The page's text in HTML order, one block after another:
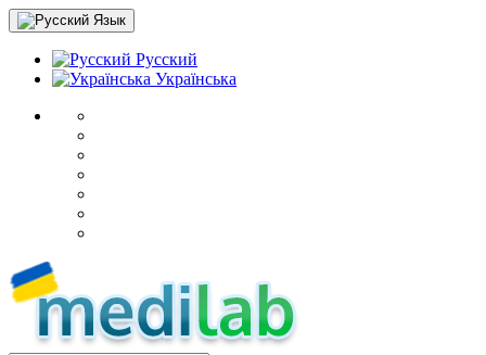
Язык
Русский
Українська